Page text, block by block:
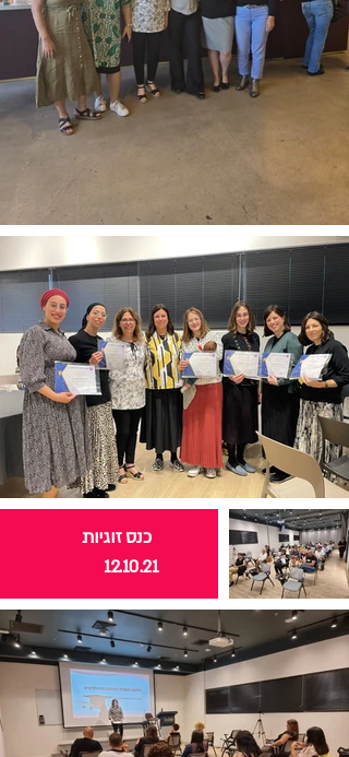
כנס זוגיות
12.10.21